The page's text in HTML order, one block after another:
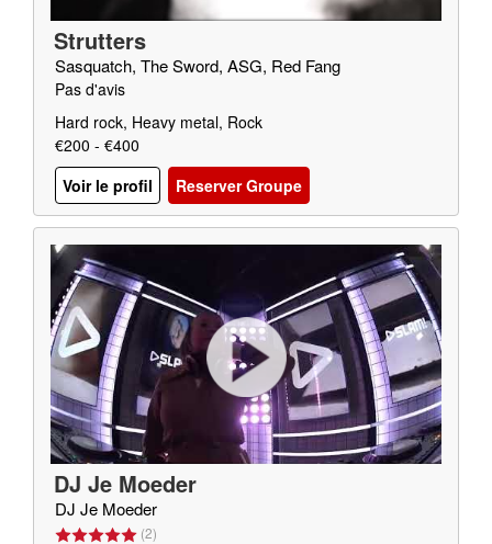
Strutters
Sasquatch, The Sword, ASG, Red Fang
Pas d'avis
Hard rock, Heavy metal, Rock
€200 - €400
Voir le profil
Reserver Groupe
DJ Je Moeder
DJ Je Moeder
(2)